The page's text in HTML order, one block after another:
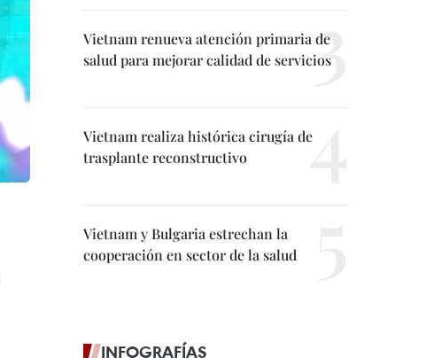
Vietnam renueva atención primaria de
salud para mejorar calidad de servicios
Vietnam realiza histórica cirugía de
trasplante reconstructivo
Vietnam y Bulgaria estrechan la
cooperación en sector de la salud
INFOGRAFÍAS